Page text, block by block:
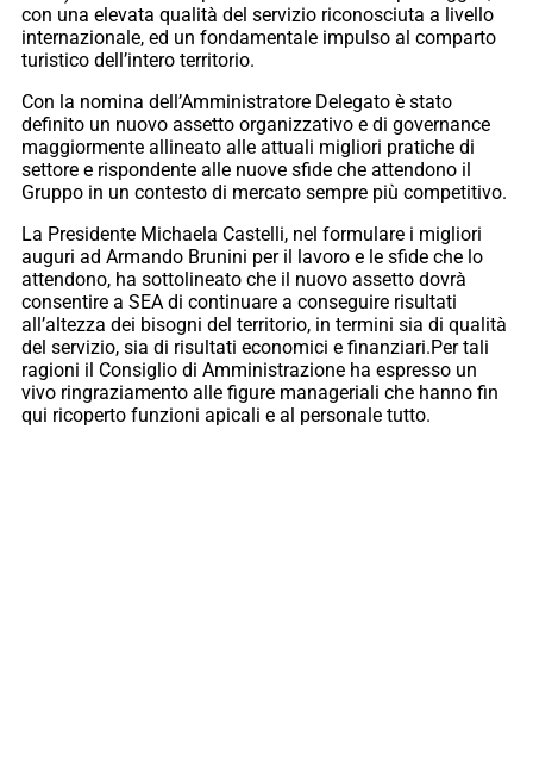
con una elevata qualità del servizio riconosciuta a livello
internazionale, ed un fondamentale impulso al comparto
turistico dell’intero territorio.
Con la nomina dell’Amministratore Delegato è stato
definito un nuovo assetto organizzativo e di governance
maggiormente allineato alle attuali migliori pratiche di
settore e rispondente alle nuove sfide che attendono il
Gruppo in un contesto di mercato sempre più competitivo.
La Presidente Michaela Castelli, nel formulare i migliori
auguri ad Armando Brunini per il lavoro e le sfide che lo
attendono, ha sottolineato che il nuovo assetto dovrà
consentire a SEA di continuare a conseguire risultati
all’altezza dei bisogni del territorio, in termini sia di qualità
del servizio, sia di risultati economici e finanziari.Per tali
ragioni il Consiglio di Amministrazione ha espresso un
vivo ringraziamento alle figure manageriali che hanno fin
qui ricoperto funzioni apicali e al personale tutto.